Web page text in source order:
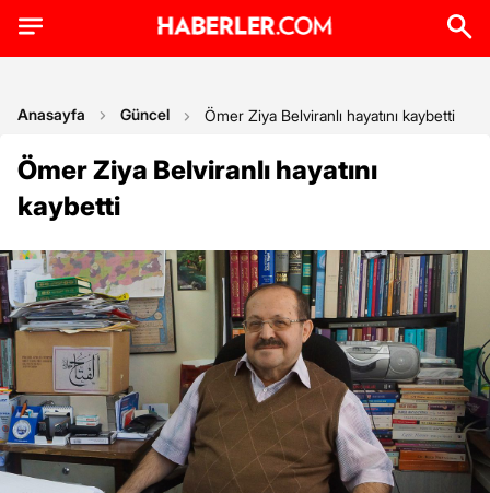
Anasayfa Güncel Ömer Ziya Belviranlı hayatını kaybetti
Ömer Ziya Belviranlı hayatını
kaybetti